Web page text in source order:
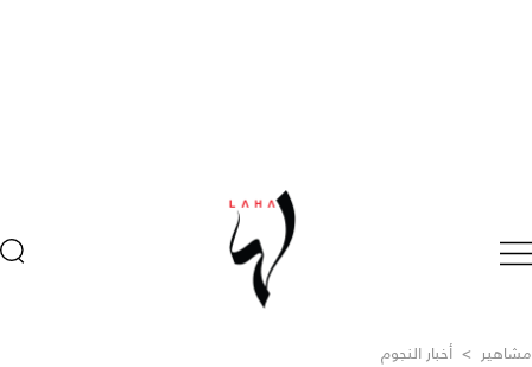
مشاهير > أخبار النجوم